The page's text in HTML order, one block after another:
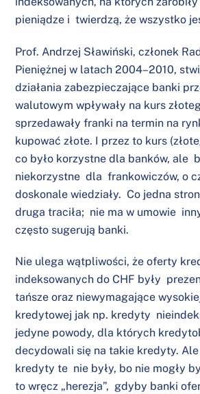
pieniądze i twierdzą, że wszystko
Prof. Andrzej Sławiński, członek
Pieniężnej w latach 2004–2010,
działania zabezpieczające banki
walutowym wpływały na kurs
sprzedawały franki na termin na
kupować złote. I przez to kurs
co było korzystne dla banków, ale
niekorzystne dla frankowiczów, o
doskonale wiedziały. Co jedna
druga traciła; nie ma w umowie
często sugerują banki.
Nie ulega wątpliwości, że oferty
indeksowanych do CHF były
tańsze oraz niewymagające
kredytowej jak np. kredyty
jedyne powody, dla których
decydowali się na takie kredyty.
kredyty te nie były, bo nie mogły
to wręcz „herezja”, gdyby banki